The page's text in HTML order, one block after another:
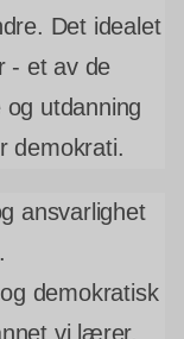
Det idealet
- et av de
utdanning
demokrati.
ansvarlighet
demokratisk
vi lærer,